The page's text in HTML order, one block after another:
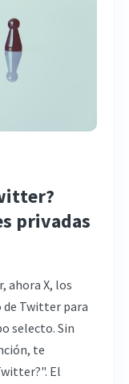
privadas
ahora X, los
Twitter para
selecto. Sin
te
El